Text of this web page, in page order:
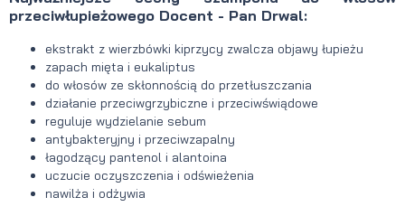
przeciwłupieżowego Docent - Pan Drwal:
ekstrakt z wierzbówki kiprzycy zwalcza objawy łupieżu
zapach mięta i eukaliptus
do włosów ze skłonnością do przetłuszczania
działanie przeciwgrzybiczne i przeciwświądowe
reguluje wydzielanie sebum
antybakteryjny i przeciwzapalny
łagodzący pantenol i alantoina
uczucie oczyszczenia i odświeżenia
nawilża i odżywia